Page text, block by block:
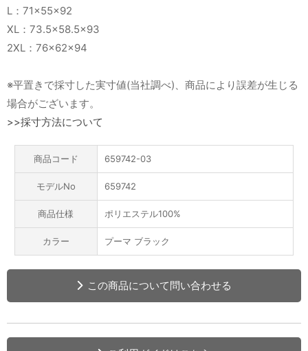
L：71×55×92
XL：73.5×58.5×93
2XL：76×62×94
※平置きで採寸した実寸値(当社調べ)、商品により誤差が生じる
場合がございます。
>>採寸方法について
商品コード 659742-03
モデルNo 659742
商品仕様 ポリエステル100%
カラー プーマ ブラック
この商品について問い合わせる